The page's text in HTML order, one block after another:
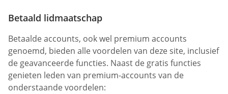
Betaald lidmaatschap
Betaalde accounts, ook wel premium accounts
genoemd, bieden alle voordelen van deze site, inclusief
de geavanceerde functies. Naast de gratis functies
genieten leden van premium-accounts van de
onderstaande voordelen: